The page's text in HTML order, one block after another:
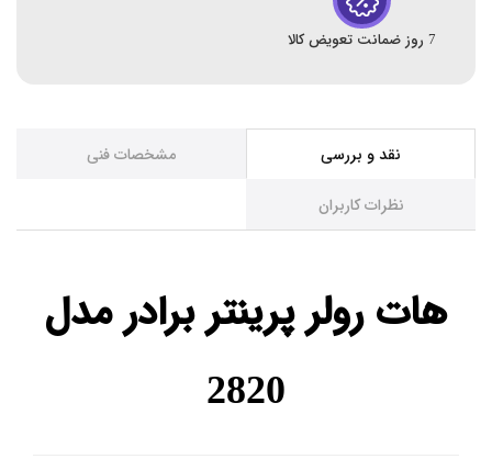
7 روز ضمانت تعویض کالا
نقد و بررسی مشخصات فنی
نظرات کاربران
هات رولر پرینتر برادر مدل
2820